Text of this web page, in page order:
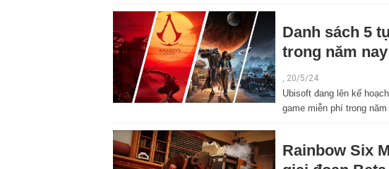
Danh sách 5
trong năm
, 20/5/24
Ubisoft đang lên kế
game miễn phí trong năm
Rainbow Six